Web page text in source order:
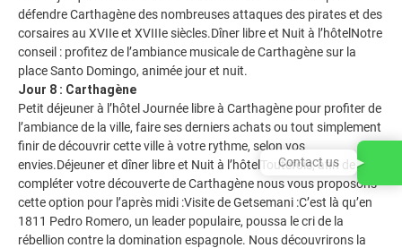
défendre Carthagène des nombreuses attaques des pirates et des
corsaires au XVIIe et XVIIIe siècles.Dîner libre et Nuit à l’hôtelNotre
conseil : profitez de l’ambiance musicale de Carthagène sur la
place Santo Domingo, animée jour et nuit.
Jour 8 : Carthagène
Petit déjeuner à l’hôtel Journée libre à Carthagène pour profiter de
l’ambiance de la ville, faire ses derniers achats ou tout simplement
finir de découvrir cette ville à votre rythme, selon vos
envies.Déjeuner et dîner libre et Nuit à l’hôtelToutefois, afin de
compléter votre découverte de Carthagène nous vous proposons
cette option pour l’après midi :Visite de Getsemani :C’est là qu’en
1811 Pedro Romero, un leader populaire, poussa le cri de la
rébellion contre la domination espagnole. Nous découvrirons la
Contact us